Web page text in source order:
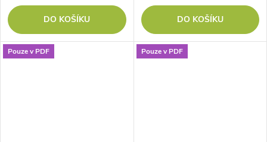
DO KOŠÍKU DO KOŠÍKU
Pouze v PDF Pouze v PDF